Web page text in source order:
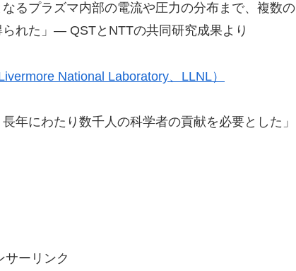
るプラズマ内部の電流や圧力の分布まで、複数の
れた」— QSTとNTTの共同研究成果より
National Laboratory、LLNL）
年にわたり数千人の科学者の貢献を必要とした」
サーリンク